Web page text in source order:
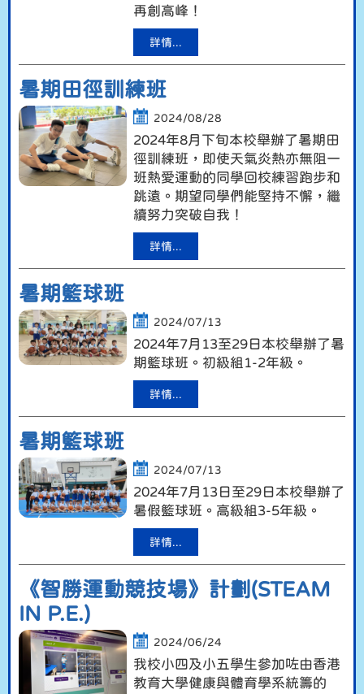
再創高峰！
詳情...
暑期田徑訓練班
2024/08/28
2024年8月下旬本校舉辦了暑期田
徑訓練班，即使天氣炎熱亦無阻一
班熱愛運動的同學回校練習跑步和
跳遠。期望同學們能堅持不懈，繼
續努力突破自我！
詳情...
暑期籃球班
2024/07/13
2024年7月13至29日本校舉辦了暑
期籃球班。初級組1-2年級。
詳情...
暑期籃球班
2024/07/13
2024年7月13日至29日本校舉辦了
暑假籃球班。高級組3-5年級。
詳情...
《智勝運動競技場》計劃(STEAM
IN P.E.)
2024/06/24
我校小四及小五學生參加咗由香港
教育大學健康與體育學系統籌的